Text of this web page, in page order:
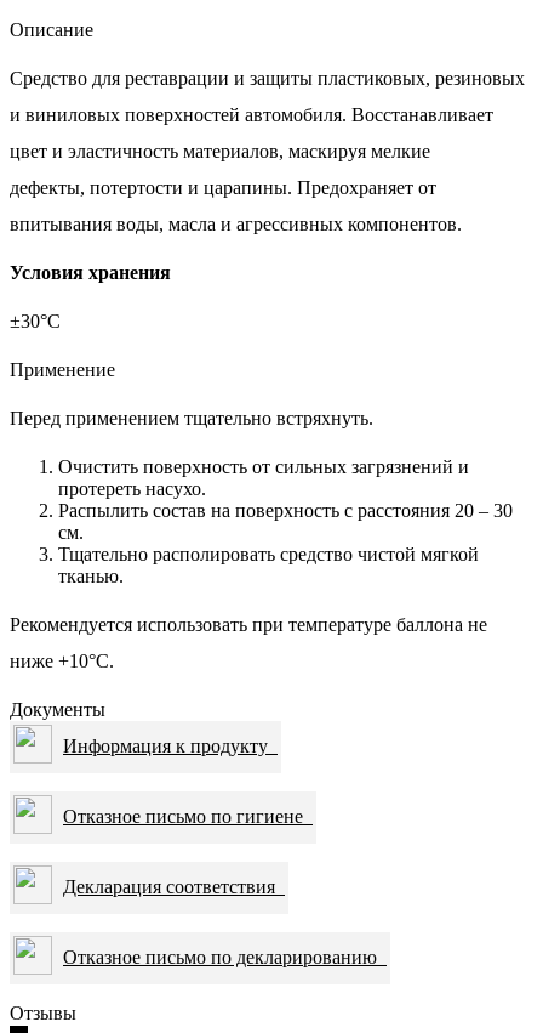
Описание
Средство для реставрации и защиты пластиковых, резиновых
и виниловых поверхностей автомобиля. Восстанавливает
цвет и эластичность материалов, маскируя мелкие
дефекты, потертости и царапины. Предохраняет от
впитывания воды, масла и агрессивных компонентов.
Условия хранения
±30°С
Применение
Перед применением тщательно встряхнуть.
Очистить поверхность от сильных загрязнений и
протереть насухо.
Распылить состав на поверхность с расстояния 20 – 30
см.
Тщательно располировать средство чистой мягкой
тканью.
Рекомендуется использовать при температуре баллона не
ниже +10°С.
Документы
Информация к продукту
Отказное письмо по гигиене
Декларация соответствия
Отказное письмо по декларированию
Отзывы